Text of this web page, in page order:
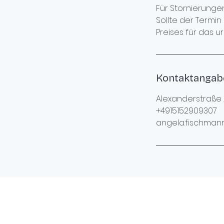
Für
Sollte der
Preises für das
Alexanderstraße
+4915152909307